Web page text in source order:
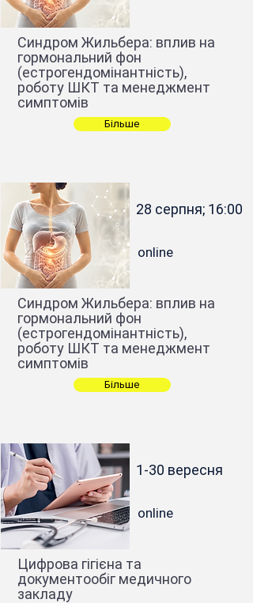
Синдром Жильбера: вплив на
гормональний фон
(естрогендомінантність),
роботу ШКТ та менеджмент
симптомів
Більше
28 серпня; 16:00
online
Синдром Жильбера: вплив на
гормональний фон
(естрогендомінантність),
роботу ШКТ та менеджмент
симптомів
Більше
1-30 вересня
online
Цифрова гігієна та
документообіг медичного
закладу